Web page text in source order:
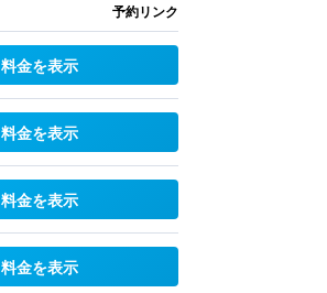
予約リンク
料金を表示
料金を表示
料金を表示
料金を表示